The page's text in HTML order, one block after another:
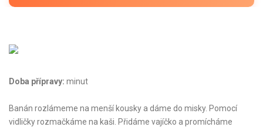
Doba přípravy: minut
Banán rozlámeme na menší kousky a dáme do misky. Pomocí
vidličky rozmačkáme na kaši. Přidáme vajíčko a promícháme